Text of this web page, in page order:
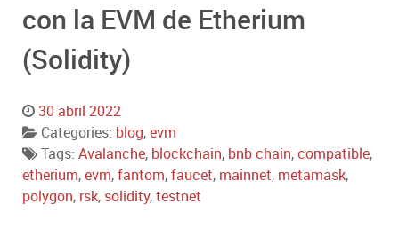
con la EVM de Etherium
(Solidity)
30 abril 2022
Categories: blog,evm
Tags: Avalanche, blockchain, bnb chain,compatible,
etherium,evm,fantom,faucet, mainnet, metamask,
polygon, rsk, solidity,testnet